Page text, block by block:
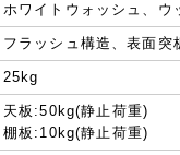
ホワイトウォッシュ、ウ
フラッシュ構造、表面
25kg
天板:50kg(静止荷重)
棚板:10kg(静止荷重)